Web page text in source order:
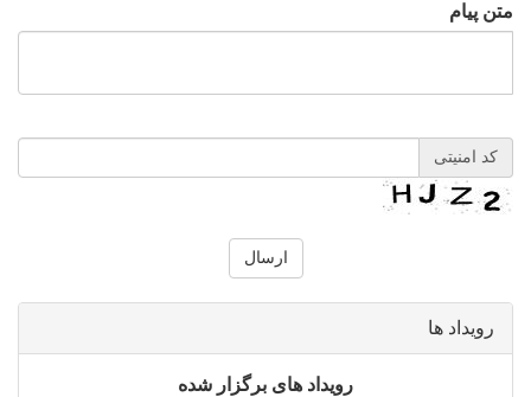
متن پیام
کد امنیتی
رویداد ها
رویداد های برگزار شده